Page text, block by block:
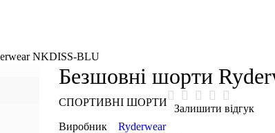
NKDISS-BLU
Безшовні шорти
СПОРТИВНІ ШОРТИ
Залишити відгук
Виробник
Ryderwear